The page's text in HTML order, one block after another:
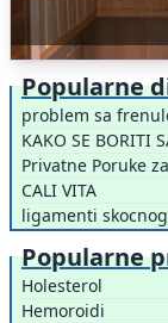
Popularne
problem sa
KAKO SE BORITI
Privatne Poruke
CALI VITA
ligamenti
Popularne
Holesterol
Hemoroidi